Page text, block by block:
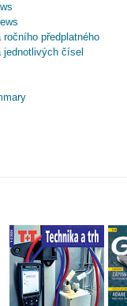
ročního předplatného
jednotlivých čísel